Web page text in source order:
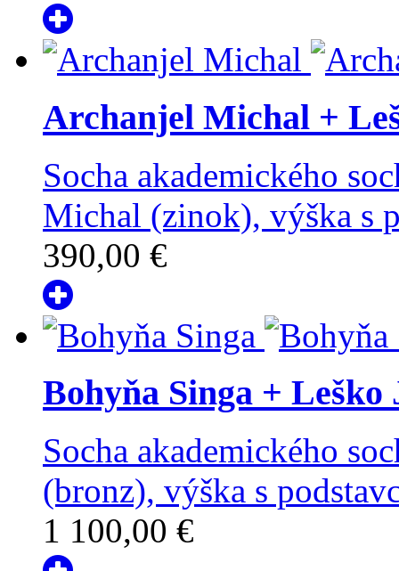
Archanjel Michal +
Socha akademického
Michal (zinok), výška s
390,00 €
Bohyňa Singa + Leško
Socha akademického
(bronz), výška s
1 100,00 €